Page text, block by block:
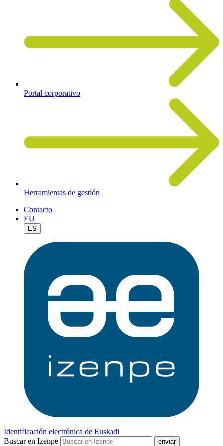
Portal corporativo
Herramientas de gestión
Contacto
EU
ES
Identificación electrónica de Euskadi
Buscar en Izenpe